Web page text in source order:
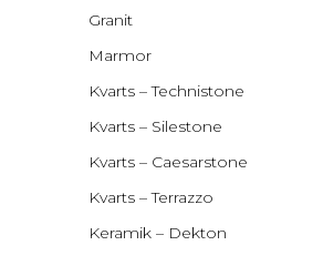
Granit
Marmor
Kvarts – Technistone
Kvarts – Silestone
Kvarts – Caesarstone
Kvarts – Terrazzo
Keramik – Dekton